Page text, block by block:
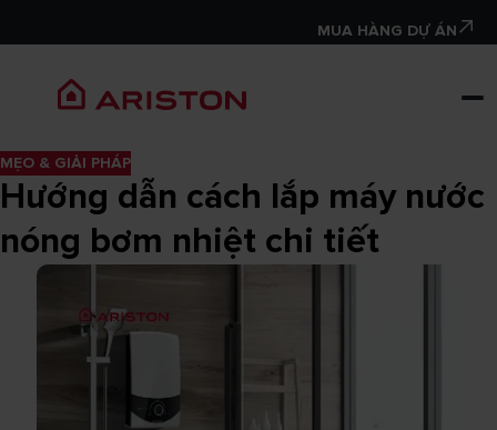
MUA HÀNG DỰ ÁN
MẸO & GIẢI PHÁP
Hướng dẫn cách lắp máy nước
nóng bơm nhiệt chi tiết